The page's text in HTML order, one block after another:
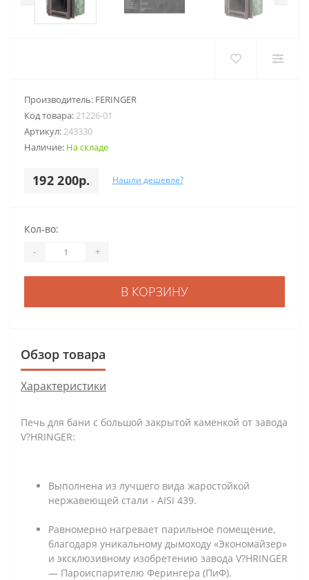
Производитель: FERINGER
Код товара:21226-01
Артикул:243330
Наличие: На складе
192 200р. Нашли дешевле?
Кол-во:
- +
В КОРЗИНУ
Обзор товара
Характеристики
Печь для бани с большой закрытой каменкой от завода
V?HRINGER:
Выполнена из лучшего вида жаростойкой
нержавеющей стали - AISI 439.
Равномерно нагревает парильное помещение,
благодаря уникальному дымоходу «Экономайзер»
и эксклюзивному изобретению завода V?HRINGER
— Пароиспарителю Ферингера (ПиФ).